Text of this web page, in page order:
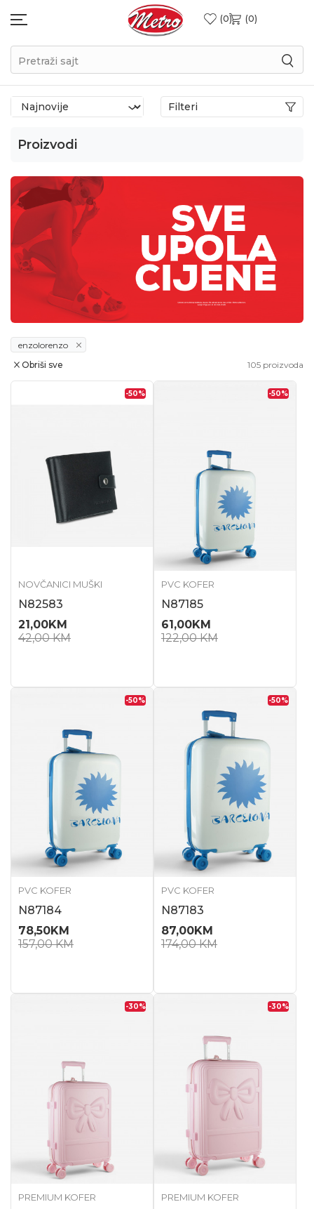
0 0
Pretraži sajt
Proizvodi
Filteri
enzolorenzo
105 proizvoda
Obriši sve
-50%
NOVČANICI MUŠKI
N82583
21,00KM
42,00KM
-50%
PVC KOFER
N87185
61,00KM
122,00KM
-50%
PVC KOFER
N87184
78,50KM
157,00KM
-50%
PVC KOFER
N87183
87,00KM
174,00KM
-30%
PREMIUM KOFER
-30%
PREMIUM KOFER